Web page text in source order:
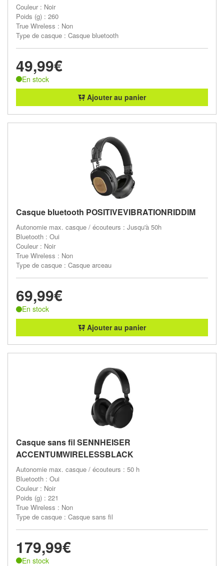
Couleur : Noir
Poids (g) : 260
True Wireless : Non
Type de casque : Casque bluetooth
49,99€
En stock
Ajouter au panier
Casque bluetooth POSITIVEVIBRATIONRIDDIM
Autonomie max. casque / écouteurs : Jusqu'à 50h
Bluetooth : Oui
Couleur : Noir
True Wireless : Non
Type de casque : Casque arceau
69,99€
En stock
Ajouter au panier
Casque sans fil SENNHEISER
ACCENTUMWIRELESSBLACK
Autonomie max. casque / écouteurs : 50 h
Bluetooth : Oui
Couleur : Noir
Poids (g) : 221
True Wireless : Non
Type de casque : Casque sans fil
179,99€
En stock